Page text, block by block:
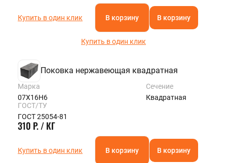
Купить в один клик В корзину В корзину
Купить в один клик
Поковка нержавеющая квадратная
Марка
07Х16Н6
Сечение
Квадратная
ГОСТ/ТУ
ГОСТ 25054-81
310 Р. / КГ
Купить в один клик В корзину В корзину